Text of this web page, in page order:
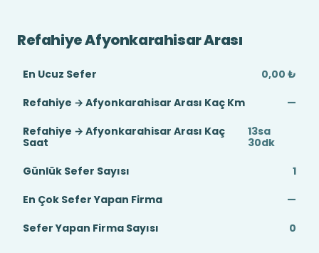
Refahiye Afyonkarahisar Arası
En Ucuz Sefer
0,00 ₺
Refahiye → Afyonkarahisar Arası Kaç Km
—
Refahiye → Afyonkarahisar Arası Kaç
Saat
13sa
30dk
Günlük Sefer Sayısı
1
En Çok Sefer Yapan Firma
—
Sefer Yapan Firma Sayısı
0